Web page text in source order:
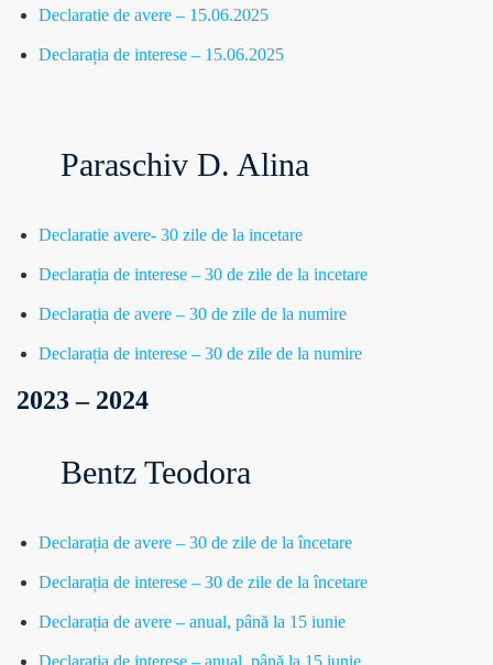
Declaratie de avere – 15.06.2025
Declarația de interese – 15.06.2025
Paraschiv D. Alina
Declaratie avere- 30 zile de la incetare
Declarația de interese – 30 de zile de la incetare
Declarația de avere – 30 de zile de la numire
Declarația de interese – 30 de zile de la numire
2023 – 2024
Bentz Teodora
Declarația de avere – 30 de zile de la încetare
Declarația de interese – 30 de zile de la încetare
Declarația de avere – anual, până la 15 iunie
Declarația de interese – anual, până la 15 iunie